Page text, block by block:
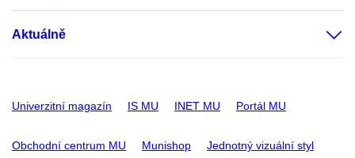
Aktuálně
Univerzitní magazín IS MU INET MU Portál MU
Obchodní centrum MU Munishop Jednotný vizuální styl